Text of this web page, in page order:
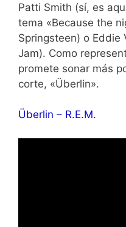
Patti Smith (sí, es
tema «Because the
Springsteen) o Eddie
Jam). Como
promete sonar más
corte, «Überlin».
Überlin – R.E.M.